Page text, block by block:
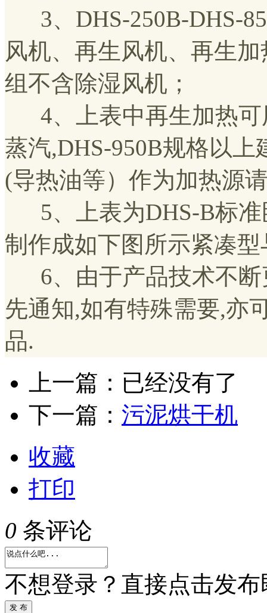
3、DHS-250B-DHS-
风机、再生风机、再生
组不含除湿风机；
4、上表中再生加热可
蒸汽,DHS-950B规格以
(导热油等）作为加热源
5、上表为DHS-B标准
制作成如下图所示紧凑
6、由于产品技术不断
先通知,如有特殊需要,亦
品.
上一篇：已经没有了
下一篇： 污泥烘干机
收藏
打印
0 条评论
不想登录？直接点击发
发 布